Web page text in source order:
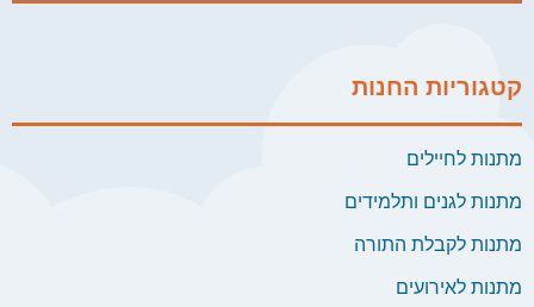
קטגוריות החנות
מתנות לחיילים
מתנות לגנים ותלמידים
מתנות לקבלת התורה
מתנות לאירועים